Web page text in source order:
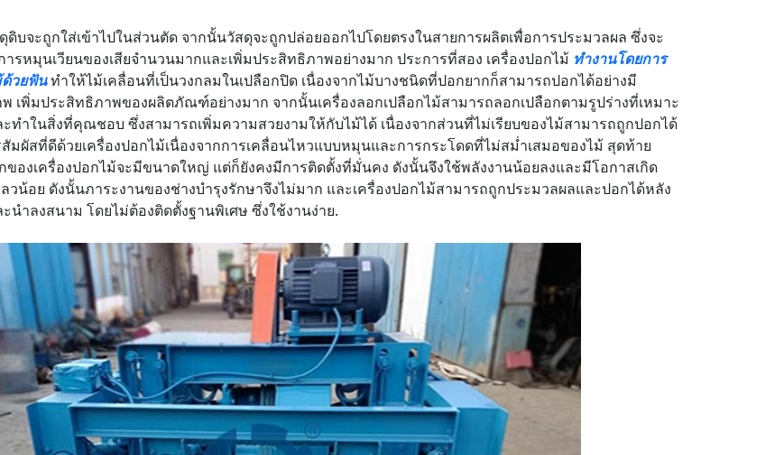
ดิบจะถูกใส่เข้าไปในส่วนตัด จากนั้นวัสดุจะถูกปล่อยออกไปโดยตรงในสายการผลิตเพื่อการประมวลผล ซึ่งจะ
ารหมุนเวียนของเสียจำนวนมากและเพิ่มประสิทธิภาพอย่างมาก ประการที่สอง เครื่องปอกไม้ ทำงานโดยการ
วยฟันทำให้ไม้เคลื่อนที่เป็นวงกลมในเปลือกปิด เนื่องจากไม้บางชนิดที่ปอกยากก็สามารถปอกได้อย่างมี
เพิ่มประสิทธิภาพของผลิตภัณฑ์อย่างมาก จากนั้นเครื่องลอกเปลือกไม้สามารถลอกเปลือกตามรูปร่างที่เหมาะ
ทำในสิ่งที่คุณชอบ ซึ่งสามารถเพิ่มความสวยงามให้กับไม้ได้ เนื่องจากส่วนที่ไม่เรียบของไม้สามารถถูกปอกได้
มผัสที่ดีด้วยเครื่องปอกไม้เนื่องจากการเคลื่อนไหวแบบหมุนและการกระโดดที่ไม่สม่ำเสมอของไม้ สุดท้าย
ของเครื่องปอกไม้จะมีขนาดใหญ่ แต่ก็ยังคงมีการติดตั้งที่มั่นคง ดังนั้นจึงใช้พลังงานน้อยลงและมีโอกาสเกิด
วน้อย ดังนั้นภาระงานของช่างบำรุงรักษาจึงไม่มาก และเครื่องปอกไม้สามารถถูกประมวลผลและปอกได้หลัง
นำลงสนาม โดยไม่ต้องติดตั้งฐานพิเศษ ซึ่งใช้งานง่าย.